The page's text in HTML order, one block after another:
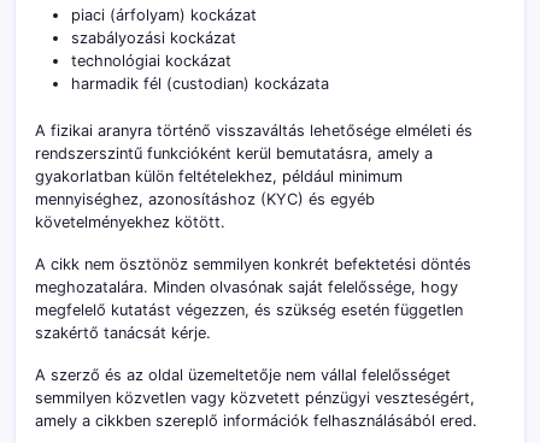
piaci (árfolyam) kockázat
szabályozási kockázat
technológiai kockázat
harmadik fél (custodian) kockázata
A fizikai aranyra történő visszaváltás lehetősége elméleti és
rendszerszintű funkcióként kerül bemutatásra, amely a
gyakorlatban külön feltételekhez, például minimum
mennyiséghez, azonosításhoz (KYC) és egyéb
követelményekhez kötött.
A cikk nem ösztönöz semmilyen konkrét befektetési döntés
meghozatalára. Minden olvasónak saját felelőssége, hogy
megfelelő kutatást végezzen, és szükség esetén független
szakértő tanácsát kérje.
A szerző és az oldal üzemeltetője nem vállal felelősséget
semmilyen közvetlen vagy közvetett pénzügyi veszteségért,
amely a cikkben szereplő információk felhasználásából ered.